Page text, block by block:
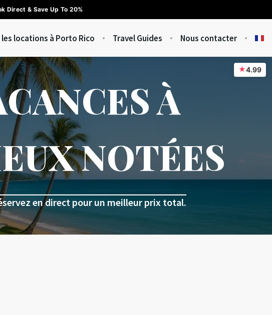
Direct & Save Up To 20%
les locations à Porto Rico Travel Guides Nous contacter
À
NOTÉES
en direct pour un meilleur prix total.
★4.99